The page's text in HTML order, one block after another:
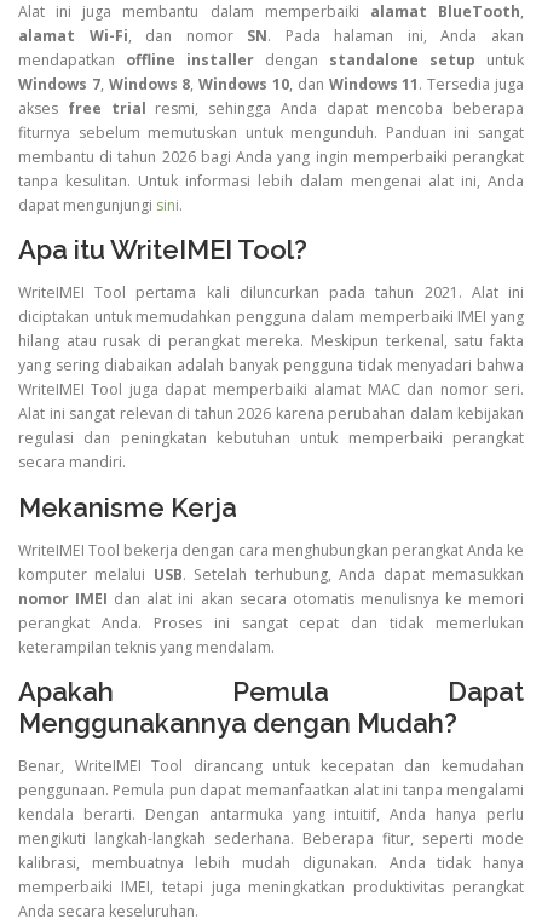
Alat ini juga membantu dalam memperbaiki alamat BlueTooth,
alamat Wi-Fi, dan nomor SN. Pada halaman ini, Anda akan
mendapatkan offline installer dengan standalone setup untuk
Windows 7, Windows 8,Windows 10, dan Windows 11. Tersedia juga
akses free trial resmi, sehingga Anda dapat mencoba beberapa
fiturnya sebelum memutuskan untuk mengunduh. Panduan ini sangat
membantu di tahun 2026 bagi Anda yang ingin memperbaiki perangkat
tanpa kesulitan. Untuk informasi lebih dalam mengenai alat ini, Anda
dapat mengunjungi sini.
Apa itu WriteIMEI Tool?
WriteIMEI Tool pertama kali diluncurkan pada tahun 2021. Alat ini
diciptakan untuk memudahkan pengguna dalam memperbaiki IMEI yang
hilang atau rusak di perangkat mereka. Meskipun terkenal, satu fakta
yang sering diabaikan adalah banyak pengguna tidak menyadari bahwa
WriteIMEI Tool juga dapat memperbaiki alamat MAC dan nomor seri.
Alat ini sangat relevan di tahun 2026 karena perubahan dalam kebijakan
regulasi dan peningkatan kebutuhan untuk memperbaiki perangkat
secara mandiri.
Mekanisme Kerja
WriteIMEI Tool bekerja dengan cara menghubungkan perangkat Anda ke
komputer melalui USB. Setelah terhubung, Anda dapat memasukkan
nomor IMEI dan alat ini akan secara otomatis menulisnya ke memori
perangkat Anda. Proses ini sangat cepat dan tidak memerlukan
keterampilan teknis yang mendalam.
Apakah Pemula Dapat
Menggunakannya dengan Mudah?
Benar, WriteIMEI Tool dirancang untuk kecepatan dan kemudahan
penggunaan. Pemula pun dapat memanfaatkan alat ini tanpa mengalami
kendala berarti. Dengan antarmuka yang intuitif, Anda hanya perlu
mengikuti langkah-langkah sederhana. Beberapa fitur, seperti mode
kalibrasi, membuatnya lebih mudah digunakan. Anda tidak hanya
memperbaiki IMEI, tetapi juga meningkatkan produktivitas perangkat
Anda secara keseluruhan.